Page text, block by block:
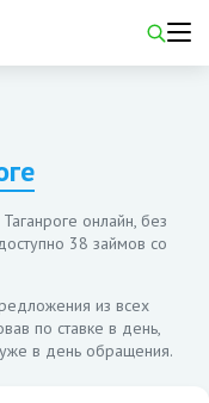
онлайн, без
38 займов со
из всех
по ставке в день,
в день обращения.